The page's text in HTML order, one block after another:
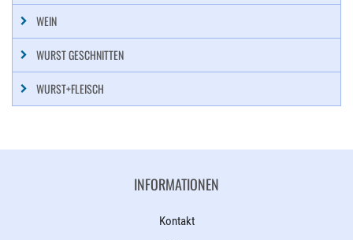
WEIN
WURST GESCHNITTEN
WURST+FLEISCH
INFORMATIONEN
Kontakt